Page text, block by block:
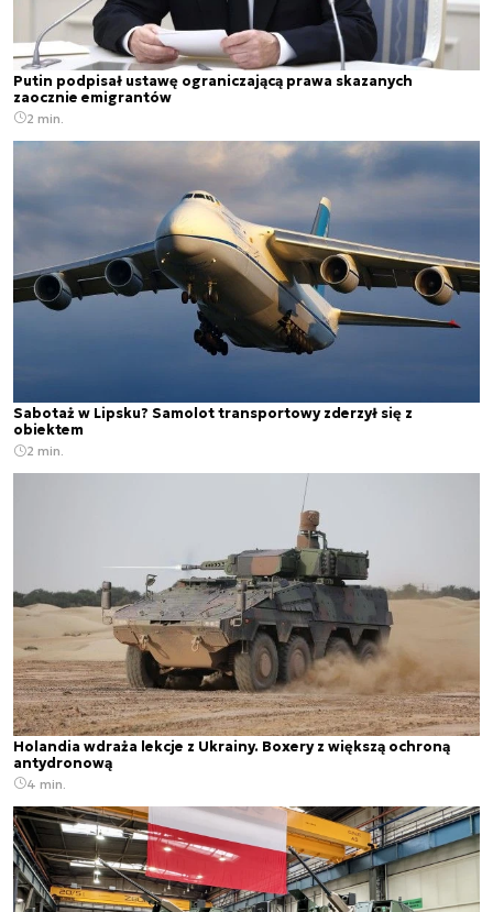
Putin podpisał ustawę ograniczającą prawa skazanych
zaocznie emigrantów
2 min.
Sabotaż w Lipsku? Samolot transportowy zderzył się z
obiektem
2 min.
Holandia wdraża lekcje z Ukrainy. Boxery z większą ochroną
antydronową
4 min.